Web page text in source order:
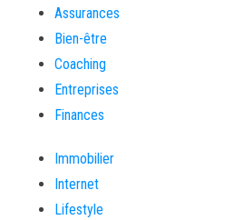
Assurances
Bien-être
Coaching
Entreprises
Finances
Immobilier
Internet
Lifestyle